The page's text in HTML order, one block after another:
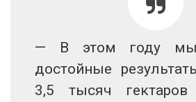
— В этом году мы
достойные
3,5 тысяч гектаров